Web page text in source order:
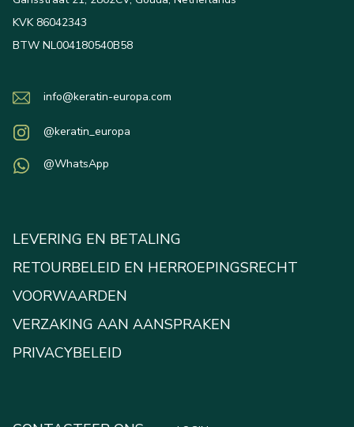
KVK 86042343
BTW NL004180540B58
info@keratin-europa.com
@keratin_europa
@WhatsApp
LEVERING EN BETALING
RETOURBELEID EN HERROEPINGSRECHT
VOORWAARDEN
VERZAKING AAN AANSPRAKEN
PRIVACYBELEID